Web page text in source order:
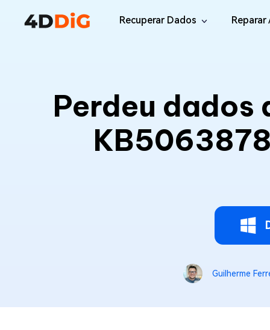
Recuperar Dados
Recuperar Arquivos Apagados de Win
Recuperar Arquivos Apagados de Mac
Recuperar Arquivos no Android Sem
WhatsApp Recovery
Recuperar Dados de WhatsApp no
Reparar
Email
Perdeu dados
Guilherme